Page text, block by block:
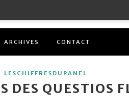
ARCHIVES CONTACT
LESCHIFFRESDUPANEL
DES QUESTIOS